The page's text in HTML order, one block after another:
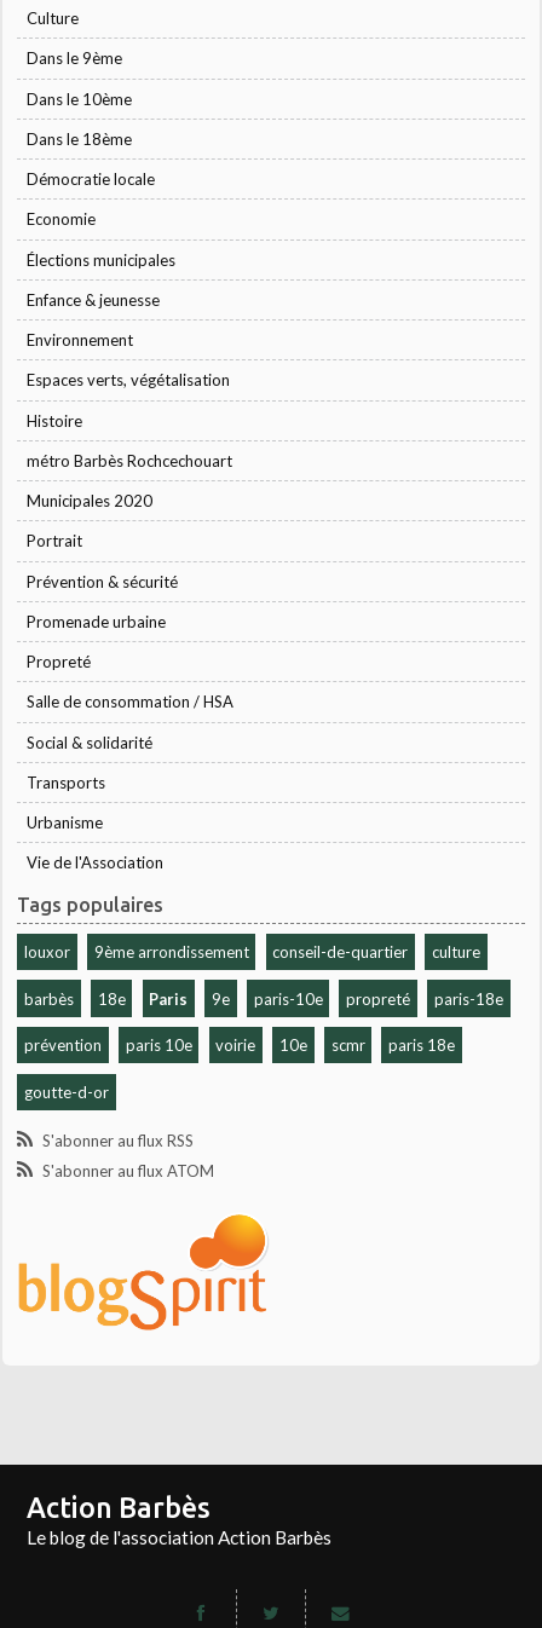
Culture
Dans le 9ème
Dans le 10ème
Dans le 18ème
Démocratie locale
Economie
Élections municipales
Enfance & jeunesse
Environnement
Espaces verts, végétalisation
Histoire
métro Barbès Rochcechouart
Municipales 2020
Portrait
Prévention & sécurité
Promenade urbaine
Propreté
Salle de consommation / HSA
Social & solidarité
Transports
Urbanisme
Vie de l'Association
Tags populaires
louxor 9ème arrondissement conseil-de-quartier culture
barbès 18e Paris 9e paris-10e propreté paris-18e
prévention paris 10e voirie 10e scmr paris 18e
goutte-d-or
S'abonner au flux RSS
S'abonner au flux ATOM
Action Barbès
Le blog de l'association Action Barbès